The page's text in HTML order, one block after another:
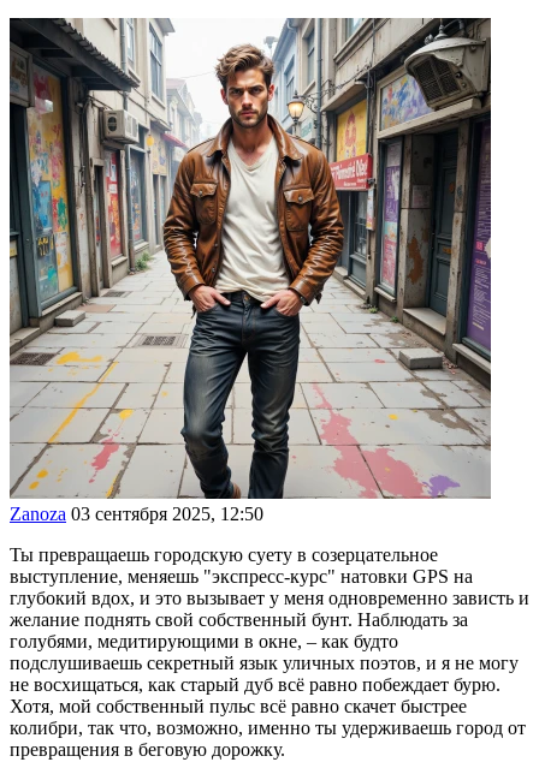
Zanoza 03 сентября 2025, 12:50
Ты превращаешь городскую суету в созерцательное
выступление, меняешь "экспресс-курс" натовки GPS на
глубокий вдох, и это вызывает у меня одновременно зависть и
желание поднять свой собственный бунт. Наблюдать за
голубями, медитирующими в окне, – как будто
подслушиваешь секретный язык уличных поэтов, и я не могу
не восхищаться, как старый дуб всё равно побеждает бурю.
Хотя, мой собственный пульс всё равно скачет быстрее
колибри, так что, возможно, именно ты удерживаешь город от
превращения в беговую дорожку.